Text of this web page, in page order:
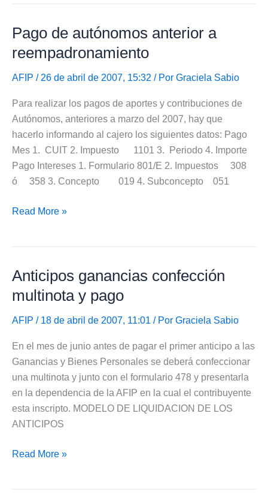
Pago de autónomos anterior a
reempadronamiento
AFIP / 26 de abril de 2007, 15:32 / Por Graciela Sabio
Para realizar los pagos de aportes y contribuciones de
Autónomos, anteriores a marzo del 2007, hay que
hacerlo informando al cajero los siguientes datos: Pago
Mes 1. CUIT 2. Impuesto 1101 3. Periodo 4. Importe
Pago Intereses 1. Formulario 801/E 2. Impuestos 308
ó 358 3. Concepto 019 4. Subconcepto 051
Pago
a
reempadronamiento
Read More »
Anticipos ganancias confección
multinota y pago
AFIP / 18 de abril de 2007, 11:01 / Por Graciela Sabio
En el mes de junio antes de pagar el primer anticipo a las
Ganancias y Bienes Personales se deberá confeccionar
una multinota y junto con el formulario 478 y presentarla
en la dependencia de la AFIP en la cual el contribuyente
esta inscripto. MODELO DE LIQUIDACION DE LOS
ANTICIPOS
Anticipos
Read More »